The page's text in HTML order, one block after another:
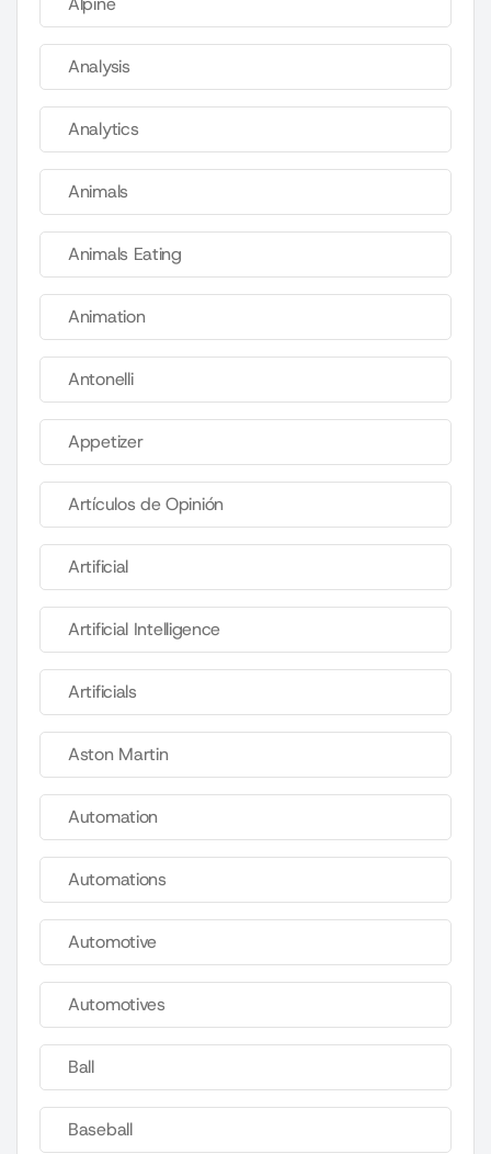
Analysis
Analytics
Animals
Animals Eating
Animation
Antonelli
Appetizer
Artículos de Opinión
Artificial
Artificial Intelligence
Artificials
Aston Martin
Automation
Automations
Automotive
Automotives
Ball
Baseball